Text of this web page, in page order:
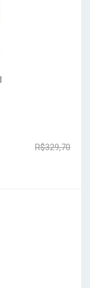
R$329,70